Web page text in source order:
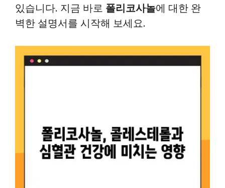
있습니다. 지금 바로 폴리코사놀에 대한 완
벽한 설명서를 시작해 보세요.